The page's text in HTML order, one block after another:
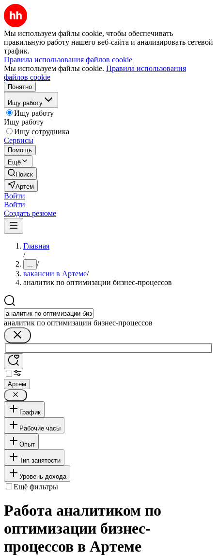
Мы используем файлы cookie, чтобы обеспечивать
правильную работу нашего веб-сайта и анализировать сетевой
трафик.
Правила использования файлов cookie
Мы используем файлы cookie. Правила использования
файлов cookie
Понятно
Ищу работу
Ищу работу
Ищу работу
Ищу сотрудника
Сервисы
Помощь
Ещё
Поиск
Артем
Войти
Войти
Создать резюме
Главная
/
... /
вакансии в Артеме/
аналитик по оптимизации бизнес-процессов
аналитик по оптимизации бизнес-процессов
Артем
График
Рабочие часы
Опыт
Тип занятости
Уровень дохода
Ещё фильтры
Работа аналитиком по
оптимизации бизнес-
процессов в Артеме